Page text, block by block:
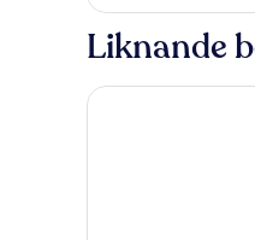
tvåbäddsrum
-
viss
Liknande
Grand Hotel Villa